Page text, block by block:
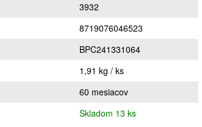
3932
8719076046523
BPC241331064
1,91 kg / ks
60 mesiacov
Skladom 13 ks